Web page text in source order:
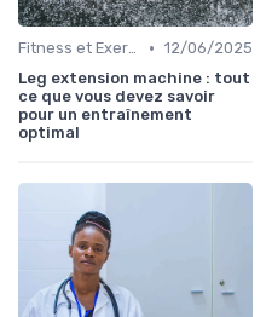
Fitness et Exercices • 12/06/2025
Leg extension machine : tout
ce que vous devez savoir
pour un entraînement
optimal